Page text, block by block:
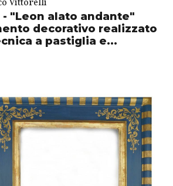
Vittorelli
- "Leon alato andante"
decorativo realizzato
a pastiglia e...